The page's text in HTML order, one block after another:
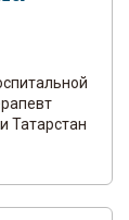
Татарстан